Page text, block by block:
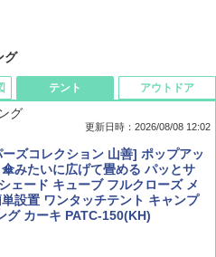
グ
-パル) 2026年 9 月号【特別付録:
マル"旅"財布 ランダム2種】
歩き方 チェンマイ タイ北部の魅
～2027 地球の歩き方D アジア
テント
グ
更新日時：2026/08/08 12:02
ズコレクション 山善] ポップアッ
みたいに広げて畳める パッとサ
ェード キューブ フルクローズ メ
設置 ワンタッチテント キャンプ
グ カーキ PATC-150(KH)
アウトドア